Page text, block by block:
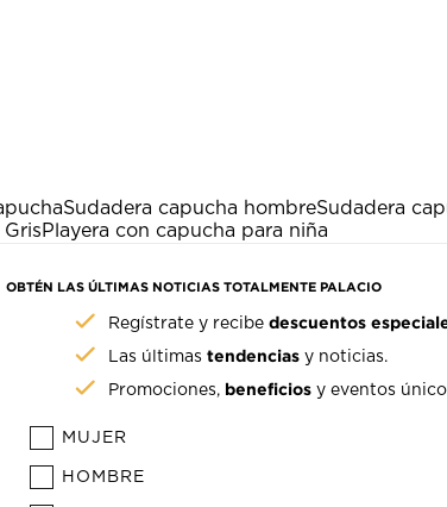
Sudadera capucha hombreSudadera
Playera con capucha para niña
OBTÉN LAS ÚLTIMAS NOTICIAS TOTALMENTE PALACIO
Regístrate y recibedescuentos
Las últimastendencias y noticias.
Promociones, beneficios y eventos
MUJER
HOMBRE